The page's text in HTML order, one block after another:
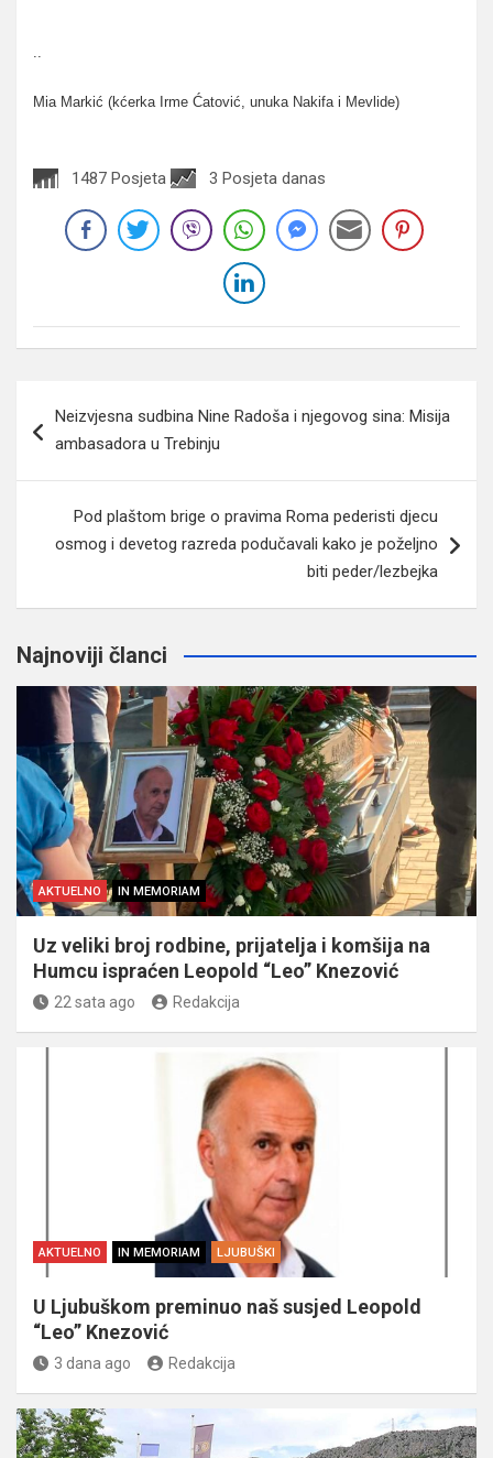
Mia Markić (kćerka Irme Ćatović, unuka Nakifa i Mevlide)
1487 Posjeta 3 Posjeta danas
članaka
Neizvjesna sudbina Nine Radoša i njegovog sina: Misija
ambasadora u Trebinju
Pod plaštom brige o pravima Roma pederisti djecu
osmog i devetog razreda podučavali kako je poželjno
biti peder/lezbejka
Najnoviji članci
AKTUELNO IN MEMORIAM
Uz veliki broj rodbine, prijatelja i komšija na
Humcu ispraćen Leopold “Leo” Knezović
22 sata ago Redakcija
AKTUELNO IN MEMORIAM LJUBUŠKI
U Ljubuškom preminuo naš susjed Leopold
“Leo” Knezović
3 dana ago Redakcija